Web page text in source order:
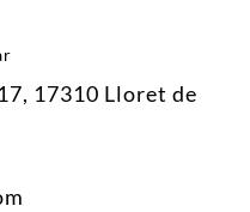
17310 Lloret de